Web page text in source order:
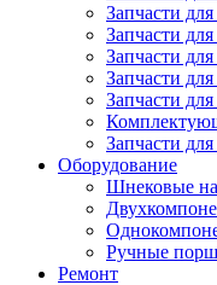
Запчасти
Запчасти
Запчасти
Запчасти
Запчасти
Запчасти
Оборудование
Шнековые
Ручные
Ремонт